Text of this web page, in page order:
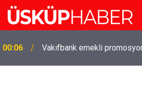
19:21
Gözde oldu! Hem köy hem
İzmir'deki doğal semt